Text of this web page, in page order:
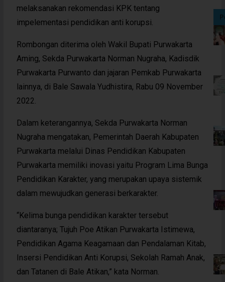
melaksanakan rekomendasi KPK tentang
impelementasi pendidikan anti korupsi.
Rombongan diterima oleh Wakil Bupati Purwakarta
Aming, Sekda Purwakarta Norman Nugraha, Kadisdik
Purwakarta Purwanto dan jajaran Pemkab Purwakarta
lainnya, di Bale Sawala Yudhistira, Rabu 09 November
2022.
Dalam keterangannya, Sekda Purwakarta Norman
Nugraha mengatakan, Pemerintah Daerah Kabupaten
Purwakarta melalui Dinas Pendidikan Kabupaten
Purwakarta memiliki inovasi yaitu Program Lima Bunga
Pendidikan Karakter, yang merupakan upaya sistemik
dalam mewujudkan generasi berkarakter.
“Kelima bunga pendidikan karakter tersebut
diantaranya; Tujuh Poe Atikan Purwakarta Istimewa,
Pendidikan Agama Keagamaan dan Pendalaman Kitab,
Insersi Pendidikan Anti Korupsi, Sekolah Ramah Anak,
dan Tatanen di Bale Atikan,” kata Norman.